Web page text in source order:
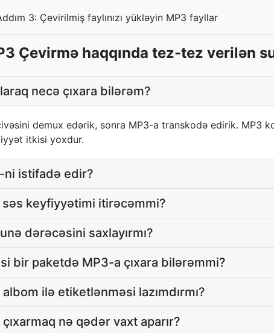
3: Çevirilmiş faylınızı yükləyin MP3 fayllar
Çevirmə haqqında tez-tez verilən
necə çıxara bilərəm?
demux edərik, sonra MP3-a transkodə edirik. MP3
itkisi yoxdur.
ni istifadə edir?
keyfiyyətimi itirəcəmmi?
dərəcəsini saxlayırmı?
bir paketdə MP3-a çıxara bilərəmmi?
albom ilə etiketlənməsi lazımdırmı?
nə qədər vaxt aparır?